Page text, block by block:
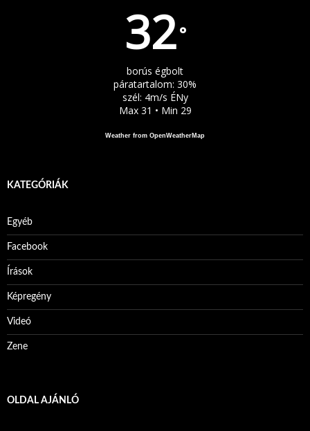
32°
borús égbolt
páratartalom: 30%
szél: 4m/s ÉNy
Max 31 • Min 29
Weather from OpenWeatherMap
KATEGÓRIÁK
Egyéb
Facebook
Írások
Képregény
Videó
Zene
OLDAL AJÁNLÓ